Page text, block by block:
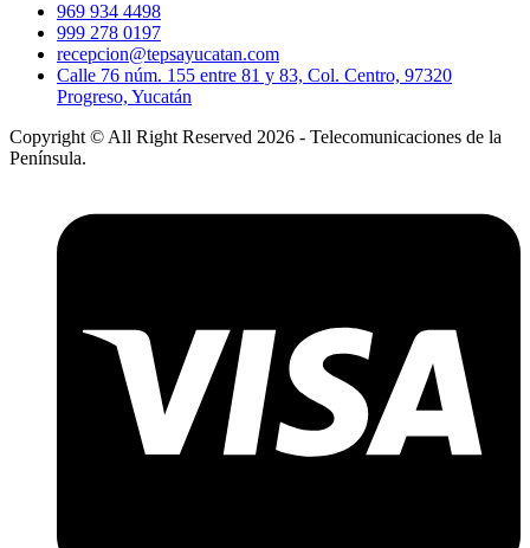
969 934 4498
999 278 0197
recepcion@tepsayucatan.com
Calle 76 núm. 155 entre 81 y 83, Col. Centro, 97320
Progreso, Yucatán
Copyright © All Right Reserved 2026 - Telecomunicaciones de la
Península.